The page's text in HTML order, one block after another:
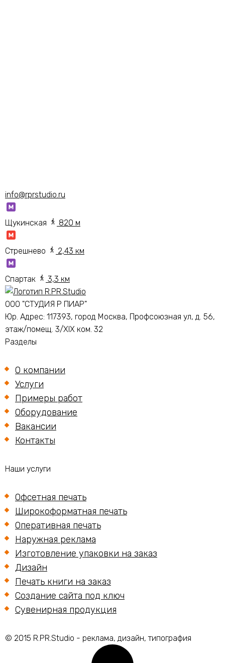
info@rprstudio.ru
Щукинская 820 м
Стрешнево 2,43 км
Спартак 3,3 км
ООО "СТУДИЯ Р ПИАР"
Юр. Адрес: 117393, город Москва, Профсоюзная ул, д. 56,
этаж/помещ. 3/XIX ком. 32
Разделы
О компании
Услуги
Примеры работ
Оборудование
Вакансии
Контакты
Наши услуги
Офсетная печать
Широкоформатная печать
Оперативная печать
Наружная реклама
Изготовление упаковки на заказ
Дизайн
Печать книги на заказ
Создание сайта под ключ
Сувенирная продукция
© 2015 R.PR.Studio - реклама, дизайн, типография